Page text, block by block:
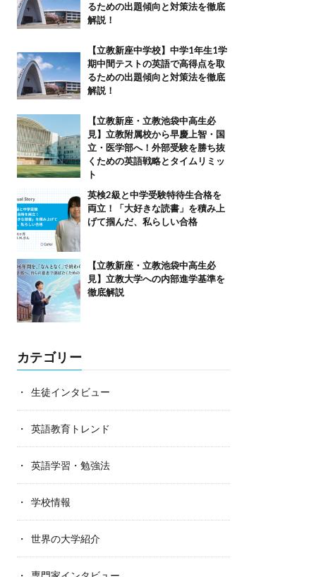
るための出題傾向と対策法を徹底
解説！
【立教新座中学校】中学1年生1学
期中間テストの英語で高得点を取
るための出題傾向と対策法を徹底
解説！
【立教新座・立教池袋中高生必
見】立教附属校から早慶上智・国
立・医学部へ！外部受験を勝ち抜
くための英語戦略とタイムリミッ
ト
英検2級と中学受験特待生合格を
両立！「大好きな読書」を積み上
げて掴んだ、私らしい合格
【立教新座・立教池袋中高生必
見】立教大学への内部進学基準を
徹底解説
カテゴリー
生徒インタビュー
英語教育トレンド
英語学習・勉強法
学校情報
世界の大学紹介